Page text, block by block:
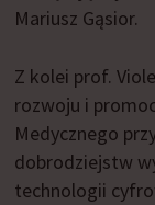
Mariusz Gąsior.
Z kolei prof.
rozwoju i
Medycznego
dobrodziejstw
technologii